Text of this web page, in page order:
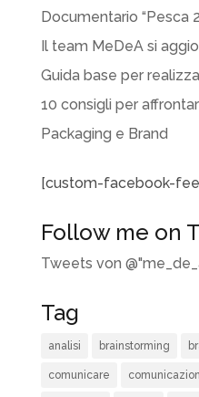
Documentario “Pesca
Il team MeDeA si
Guida base per
10 consigli per
Packaging e Brand
[custom-facebook-
Follow me on
Tweets von
Tag
analisi brainstorming
comunicare